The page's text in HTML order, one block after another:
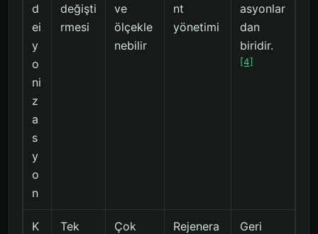
d
ei
y
o
ni
z
a
s
y
o
n
değişti
rmesi
ve
ölçekle
nebilir
nt
yönetimi
asyonlar
dan
biridir.
[4]
K
Tek
Çok
Rejenera
Geri